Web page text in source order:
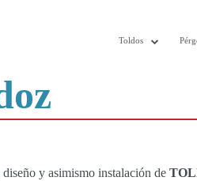
Toldos
y asimismo instalación de